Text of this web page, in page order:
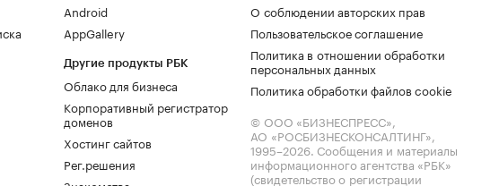
Android
AppGallery
Другие продукты РБК
Облако для бизнеса
Корпоративный регистратор
доменов
Хостинг сайтов
Рег.решения
О соблюдении авторских прав
Пользовательское соглашение
Политика в отношении обработки
персональных данных
Политика обработки файлов cookie
© ООО «БИЗНЕСПРЕСС»,
АО «РОСБИЗНЕСКОНСАЛТИНГ»,
1995–2026. Сообщения и материалы
информационного агентства «РБК»
(свидетельство о регистрации